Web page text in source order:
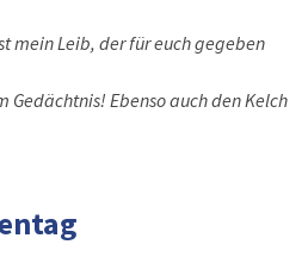
mein Leib, der für euch gegeben
Gedächtnis! Ebenso auch den Kelch